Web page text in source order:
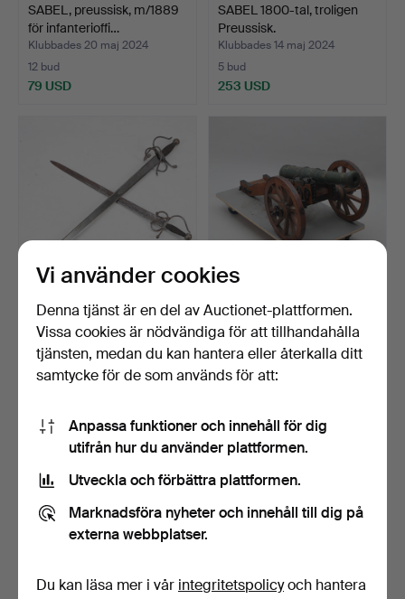
SABEL, preussisk, m/1889
för infanterioffi…
Klubbades 20 maj 2024
12 bud
79 USD
SABEL 1800-tal, troligen
Preussisk.
Klubbades 14 maj 2024
5 bud
253 USD
SABLAR, 2 st, Toledo, 1600-
tals modell, 19…
Klubbades 7 maj 2024
6 bud
SALUTKANON, Christian VI
1733.
Klubbades 2 apr 2024
14 bud
Vi använder cookies
Denna tjänst är en del av Auctionet-plattformen.
Vissa cookies är nödvändiga för att tillhandahålla
tjänsten, medan du kan hantera eller återkalla ditt
samtycke för de som används för att:
Anpassa funktioner och innehåll för dig
utifrån hur du använder plattformen.
Utveckla och förbättra plattformen.
Marknadsföra nyheter och innehåll till dig på
externa webbplatser.
Du kan läsa mer i vår integritetspolicyoch hantera